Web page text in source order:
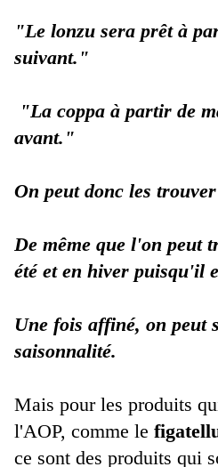
"Le lonzu sera prêt à
suivant."
"La coppa à partir de
avant."
On peut donc les trouver
De même que l'on peut
été et en hiver puisqu'il
Une fois affiné, on peut
saisonnalité.
Mais pour les produits
l'AOP, comme le
ce sont des produits qui